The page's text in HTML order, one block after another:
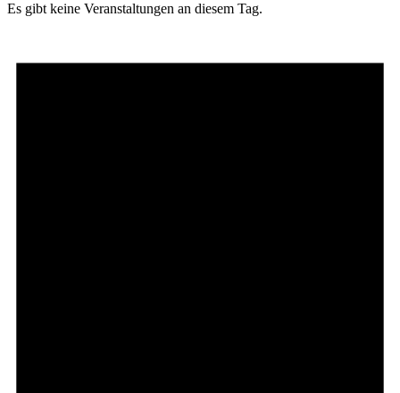
Es gibt keine Veranstaltungen an diesem Tag.